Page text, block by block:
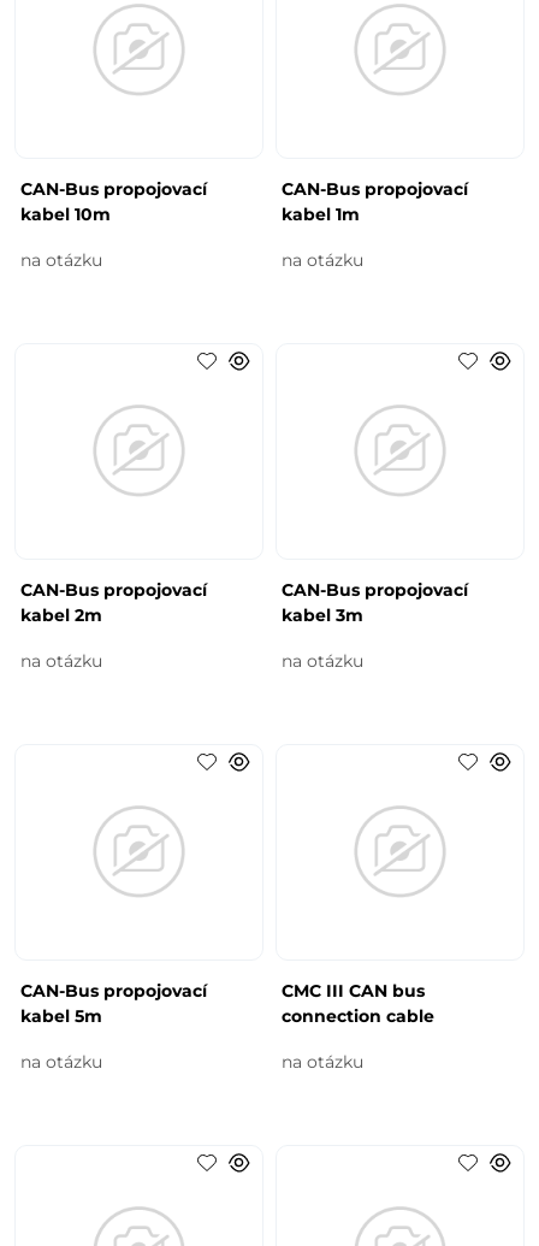
CAN-Bus propojovací
kabel 10m
na otázku
CAN-Bus propojovací
kabel 1m
na otázku
CAN-Bus propojovací
kabel 2m
na otázku
CAN-Bus propojovací
kabel 3m
na otázku
CAN-Bus propojovací
kabel 5m
na otázku
CMC III CAN bus
connection cable
na otázku